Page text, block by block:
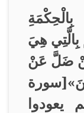
هِيَ
ضَلَّ عَنْ
لم يعودوا